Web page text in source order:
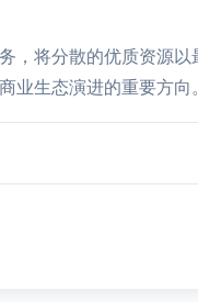
，将分散的优质资源
业生态演进的重要方向。